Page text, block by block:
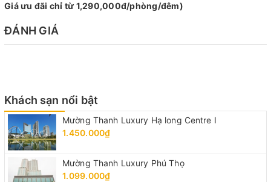
Giá ưu đãi chỉ từ 1,290,000đ/phòng/đêm)
ĐÁNH GIÁ
Khách sạn nổi bật
Mường Thanh Luxury Hạ long Centre I
1.450.000₫
Mường Thanh Luxury Phú Thọ
1.099.000₫